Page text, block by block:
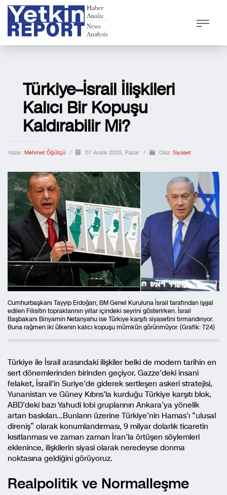
Türkiye–İsrail İlişkileri
Kalıcı Bir Kopuşu
Kaldırabilir Mi?
Yazar: Mehmet Öğütçü / 07 Aralık 2025, Pazar / Oda: Siyaset
Cumhurbaşkanı Tayyip Erdoğan, BM Genel Kuruluna İsrail tarafından işgal
edilen Filisitin topraklarının yıllar içindeki seyrini gösterirken. İsrail
Başbakanı Binyamin Netanyahu ise Türkiye karşıtı siyasetini tırmandırıyor.
Buna rağmen iki ülkenin kalıcı kopuşu mümkün görünmüyor. (Grafik: T24)
Türkiye ile İsrail arasındaki ilişkiler belki de modern tarihin en
sert dönemlerinden birinden geçiyor. Gazze’deki insani
felaket, İsrail’in Suriye’de giderek sertleşen askeri stratejisi,
Yunanistan ve Güney Kıbrıs’la kurduğu Türkiye karşıtı blok,
ABD’deki bazı Yahudi lobi gruplarının Ankara’ya yönelik
artan baskıları…Bunların üzerine Türkiye’nin Hamas’ı “ulusal
direniş” olarak konumlandırması, 9 milyar dolarlık ticaretin
kısıtlanması ve zaman zaman İran’la örtüşen söylemleri
eklenince, ilişkilerin siyasi olarak neredeyse donma
noktasına geldiğini görüyoruz.
Realpolitik ve Normalleşme